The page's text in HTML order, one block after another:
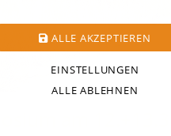
ALLE AKZEPTIEREN
EINSTELLUNGEN
ALLE ABLEHNEN
am